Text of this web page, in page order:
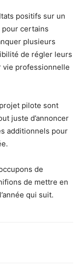
positifs sur un
certains
plusieurs
de régler leurs
vie professionnelle
pilote sont
juste d’annoncer
additionnels pour
de
de mettre en
qui suit.